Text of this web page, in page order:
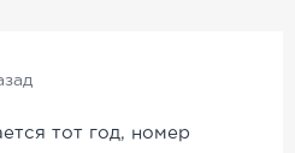
тот год, номер